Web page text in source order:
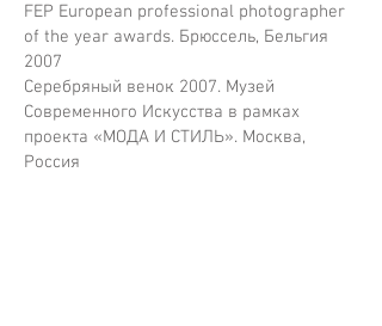
FEP European professional photographer
of the year awards. Брюссель, Бельгия
2007
Серебряный венок 2007. Музей
Современного Искусства в рамках
проекта «МОДА И СТИЛЬ». Москва,
Россия